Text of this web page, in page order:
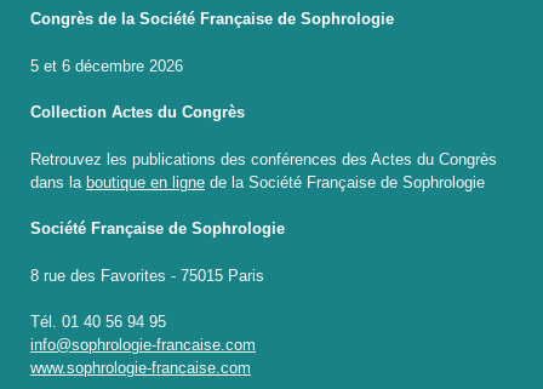
Congrès de la Société Française de Sophrologie
5 et 6 décembre 2026
Collection Actes du Congrès
Retrouvez les publications des conférences des Actes du Congrès
dans la boutique en ligne de la Société Française de Sophrologie
Société Française de Sophrologie
8 rue des Favorites - 75015 Paris
Tél. 01 40 56 94 95
info@sophrologie-francaise.com
www.sophrologie-francaise.com